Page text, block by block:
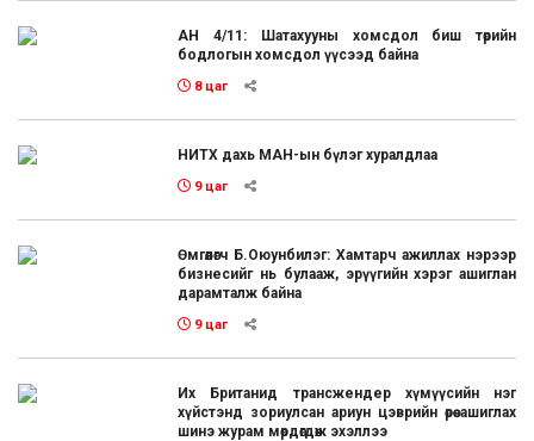
АН 4/11: Шатахууны хомсдол биш төрийн
бодлогын хомсдол үүсээд байна
8 цаг
НИТХ дахь МАН-ын бүлэг хуралдлаа
9 цаг
Өмгөөлөгч Б.Оюунбилэг: Хамтарч ажиллах нэрээр
бизнесийг нь булааж, эрүүгийн хэрэг ашиглан
дарамталж байна
9 цаг
Их Британид трансжендер хүмүүсийн нэг
хүйстэнд зориулсан ариун цэврийн өрөө ашиглах
шинэ журам мөрдөгдөж эхэллээ